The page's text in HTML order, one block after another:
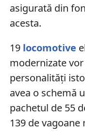
asigurată din
acesta.
19 locomotive
modernizate
personalităţi
avea o schemă
pachetul de 55
139 de vagoane